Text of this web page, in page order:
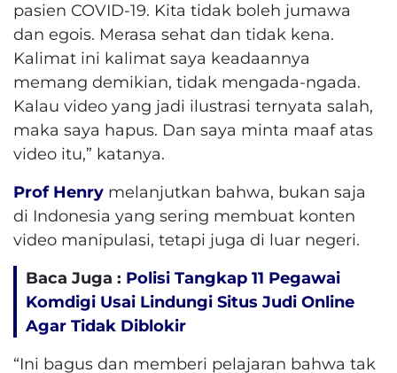
pasien COVID-19. Kita tidak boleh jumawa
dan egois. Merasa sehat dan tidak kena.
Kalimat ini kalimat saya keadaannya
memang demikian, tidak mengada-ngada.
Kalau video yang jadi ilustrasi ternyata salah,
maka saya hapus. Dan saya minta maaf atas
video itu,” katanya.
Prof Henry melanjutkan bahwa, bukan saja
di Indonesia yang sering membuat konten
video manipulasi, tetapi juga di luar negeri.
Baca Juga : Polisi Tangkap 11 Pegawai
Komdigi Usai Lindungi Situs Judi Online
Agar Tidak Diblokir
“Ini bagus dan memberi pelajaran bahwa tak